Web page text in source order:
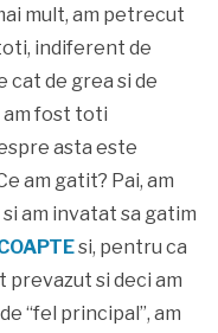
mult, am petrecut
indiferent de
cat de grea si de
am fost toti
asta este
am gatit? Pai, am
am invatat sa gatim
si, pentru ca
prevazut si deci am
“fel principal”, am